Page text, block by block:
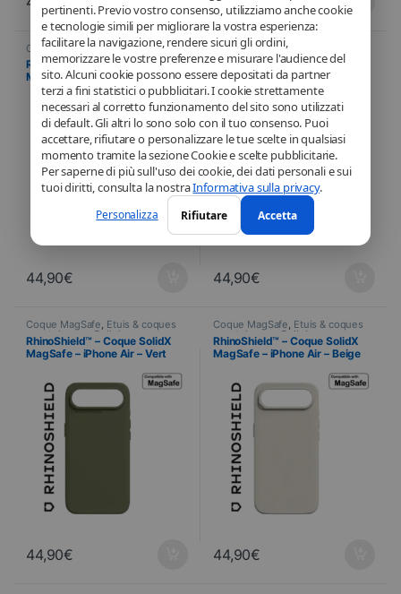
pertinenti. Previo vostro consenso, utilizziamo anche cookie
e tecnologie simili per migliorare la vostra esperienza:
facilitare la navigazione, rendere sicuri gli ordini,
memorizzare le vostre preferenze e misurare l'audience del
sito. Alcuni cookie possono essere depositati da partner
terzi a fini statistici o pubblicitari. I cookie strettamente
necessari al corretto funzionamento del sito sono utilizzati
di default. Gli altri lo sono solo con il tuo consenso. Puoi
accettare, rifiutare o personalizzare le tue scelte in qualsiasi
momento tramite la sezione Cookie e scelte pubblicitarie.
Per saperne di più sull'uso dei cookie, dei dati personali e sui
tuoi diritti, consulta la nostraInformativa sulla privacy.
Personalizza Rifiutare Accetta
Coque MagSafe,Étuis & coques
smartphones,Cellulare,
RhinoShield Telefonia
RhinoShield™ – Custodia SolidX
MagSafe – iPhone 17 – Nero
44,90€
Coque MagSafe
smartphones ,Cellulare,
RhinoShield , Telefonia
RhinoShield™ – Coque SolidX
MagSafe – iPhone Air – Bleu
Ocean
44,90€
Coque MagSafe, Étuis & coques
smartphones, Cellulare
RhinoShield,Telefonia
RhinoShield™ – Coque SolidX
MagSafe – iPhone Air – Vert
44,90€
Coque MagSafe, Étuis & coques
smartphones, Cellulare
RhinoShield,Telefonia
RhinoShield™ – Coque SolidX
MagSafe – iPhone Air – Beige
44,90€